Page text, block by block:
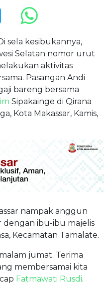
sela kesibukannya,
Selatan nomor urut
aktivitas
Pasangan Andi
bareng bersama
Sipakainge di Qirana
Kota Makassar, Kamis,
nampak anggun
ibu-ibu majelis
Kecamatan Tamalate.
jumat. Terima
membersamai kita
Fatmawati Rusdi.